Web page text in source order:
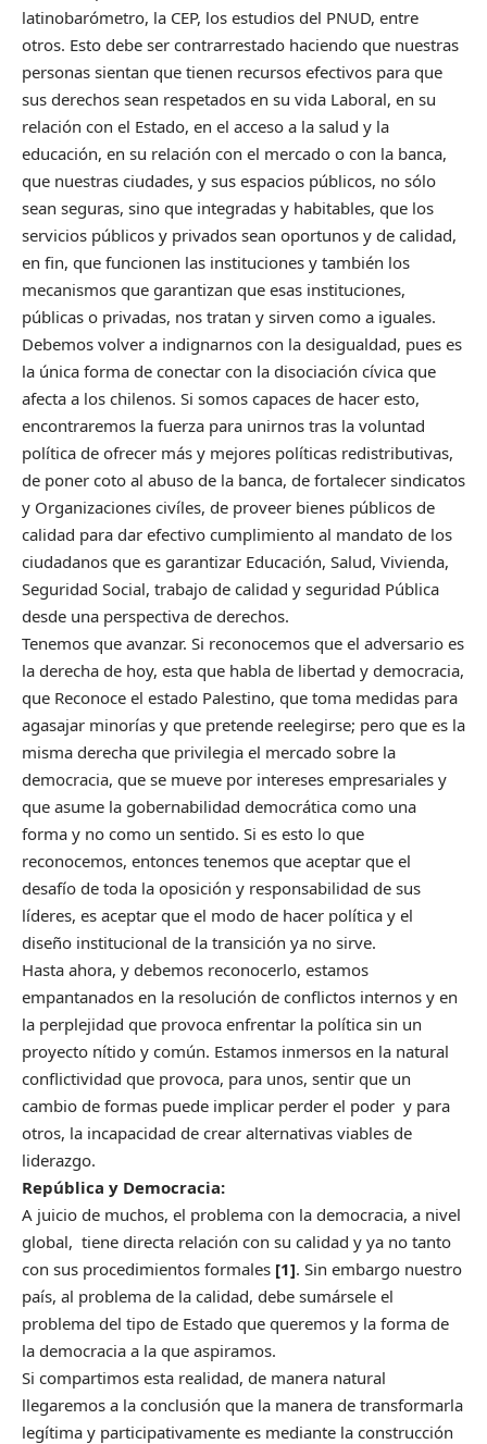
latinobarómetro, la CEP, los estudios del PNUD, entre
otros. Esto debe ser contrarrestado haciendo que nuestras
personas sientan que tienen recursos efectivos para que
sus derechos sean respetados en su vida Laboral, en su
relación con el Estado, en el acceso a la salud y la
educación, en su relación con el mercado o con la banca,
que nuestras ciudades, y sus espacios públicos, no sólo
sean seguras, sino que integradas y habitables, que los
servicios públicos y privados sean oportunos y de calidad,
en fin, que funcionen las instituciones y también los
mecanismos que garantizan que esas instituciones,
públicas o privadas, nos tratan y sirven como a iguales.
Debemos volver a indignarnos con la desigualdad, pues es
la única forma de conectar con la disociación cívica que
afecta a los chilenos. Si somos capaces de hacer esto,
encontraremos la fuerza para unirnos tras la voluntad
política de ofrecer más y mejores políticas redistributivas,
de poner coto al abuso de la banca, de fortalecer sindicatos
y Organizaciones civíles, de proveer bienes públicos de
calidad para dar efectivo cumplimiento al mandato de los
ciudadanos que es garantizar Educación, Salud, Vivienda,
Seguridad Social, trabajo de calidad y seguridad Pública
desde una perspectiva de derechos.
Tenemos que avanzar. Si reconocemos que el adversario es
la derecha de hoy, esta que habla de libertad y democracia,
que Reconoce el estado Palestino, que toma medidas para
agasajar minorías y que pretende reelegirse; pero que es la
misma derecha que privilegia el mercado sobre la
democracia, que se mueve por intereses empresariales y
que asume la gobernabilidad democrática como una
forma y no como un sentido. Si es esto lo que
reconocemos, entonces tenemos que aceptar que el
desafío de toda la oposición y responsabilidad de sus
líderes, es aceptar que el modo de hacer política y el
diseño institucional de la transición ya no sirve.
Hasta ahora, y debemos reconocerlo, estamos
empantanados en la resolución de conflictos internos y en
la perplejidad que provoca enfrentar la política sin un
proyecto nítido y común. Estamos inmersos en la natural
conflictividad que provoca, para unos, sentir que un
cambio de formas puede implicar perder el poder y para
otros, la incapacidad de crear alternativas viables de
liderazgo.
República y Democracia:
A juicio de muchos, el problema con la democracia, a nivel
global, tiene directa relación con su calidad y ya no tanto
con sus procedimientos formales [1]. Sin embargo nuestro
país, al problema de la calidad, debe sumársele el
problema del tipo de Estado que queremos y la forma de
la democracia a la que aspiramos.
Si compartimos esta realidad, de manera natural
llegaremos a la conclusión que la manera de transformarla
legítima y participativamente es mediante la construcción